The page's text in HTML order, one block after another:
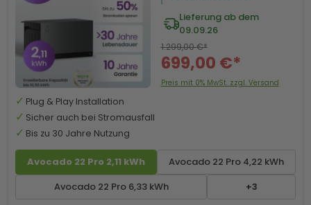
Avocado 22 Pro 2,11 kWh
Avocado 22 Pro 4,22 kWh
Avocado 22 Pro 6,33 kWh
+3
Lieferung ab dem
09.09.26
699,00 €*
1.299,00 €*
Preis mit 0% MwSt. zzgl. Versand
Plug & Play Installation
Sicher auch bei Stromausfall
Bis zu 30 Jahre Nutzung